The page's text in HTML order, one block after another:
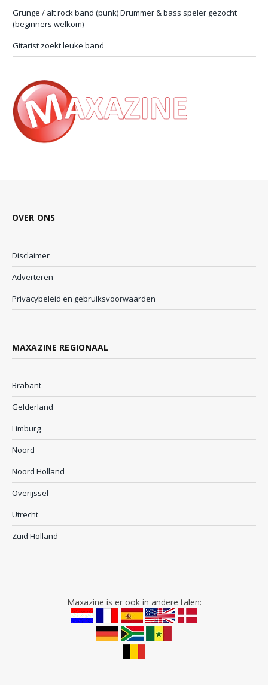
Grunge / alt rock band (punk) Drummer & bass speler gezocht
(beginners welkom)
Gitarist zoekt leuke band
OVER ONS
Disclaimer
Adverteren
Privacybeleid en gebruiksvoorwaarden
MAXAZINE REGIONAAL
Brabant
Gelderland
Limburg
Noord
Noord Holland
Overijssel
Utrecht
Zuid Holland
Maxazine is er ook in andere talen: